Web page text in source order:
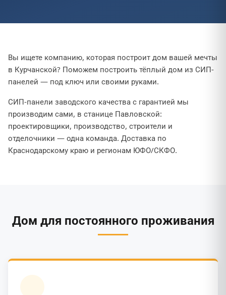
Вы ищете компанию, которая построит дом вашей мечты
в Курчанской? Поможем построить тёплый дом из СИП-
панелей — под ключ или своими руками.
СИП-панели заводского качества с гарантией мы
производим сами, в станице Павловской:
проектировщики, производство, строители и
отделочники — одна команда. Доставка по
Краснодарскому краю и регионам ЮФО/СКФО.
Дом для постоянного проживания